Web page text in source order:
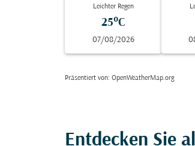
Leichter Regen
25°C
07/08/2026
Präsentiert von: OpenWeatherMap.org
Entdecken Sie